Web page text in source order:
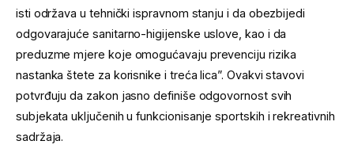
isti održava u tehnički ispravnom stanju i da obezbijedi
odgovarajuće sanitarno-higijenske uslove, kao i da
preduzme mjere koje omogućavaju prevenciju rizika
nastanka štete za korisnike i treća lica”. Ovakvi stavovi
potvrđuju da zakon jasno definiše odgovornost svih
subjekata uključenih u funkcionisanje sportskih i rekreativnih
sadržaja.